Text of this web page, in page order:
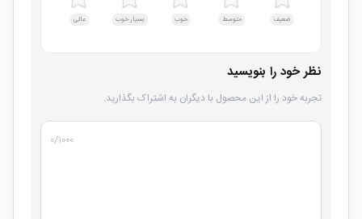
ضعیف متوسط خوب بسیار خوب عالی
نظر خود را بنویسید
تجربه خود را از این محصول با دیگران به اشتراک بگذارید.
۰/۱۰۰۰